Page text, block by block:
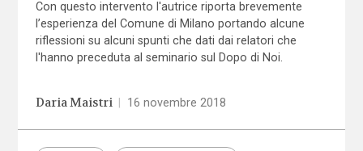
Con questo intervento l'autrice riporta brevemente
l’esperienza del Comune di Milano portando alcune
riflessioni su alcuni spunti che dati dai relatori che
l'hanno preceduta al seminario sul Dopo di Noi.
Daria Maistri 16 novembre 2018